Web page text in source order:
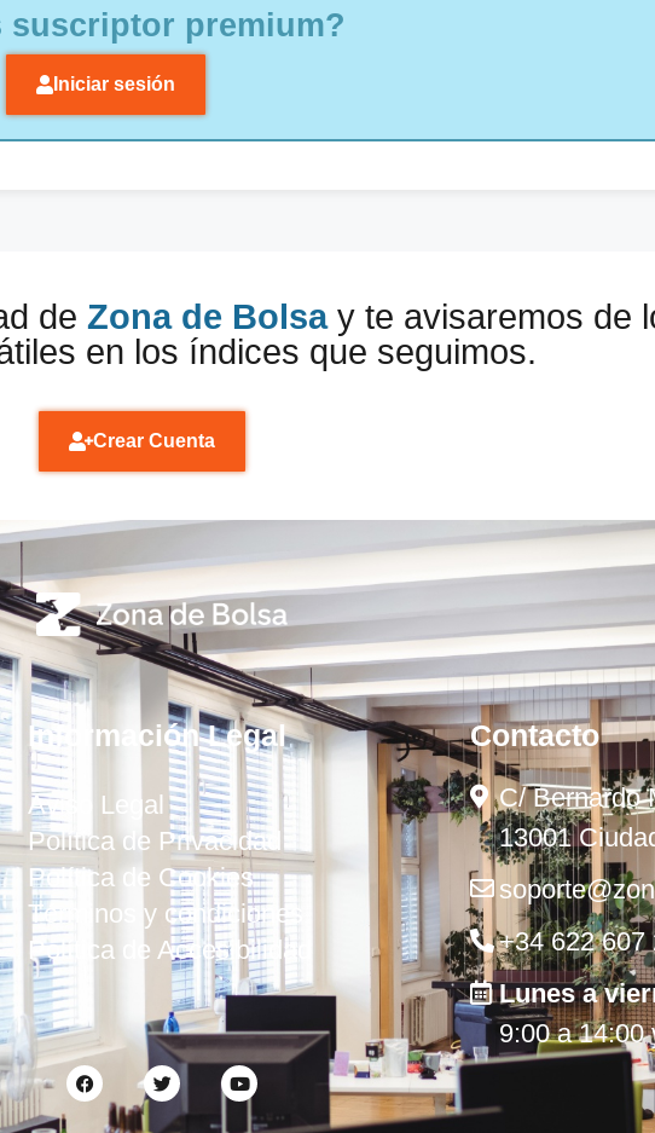
suscriptor premium?
Iniciar sesión
de Zona de Bolsay te avisaremos de
en los índices que seguimos.
Crear Cuenta
Información Legal
Aviso Legal
Política de Privacidad
Política de Cookies
Términos y condiciones
Política de Accesibilidad
Contacto
C/ Bernardo
13001
+34 622 607
Lunes a
9:00 a 14:00